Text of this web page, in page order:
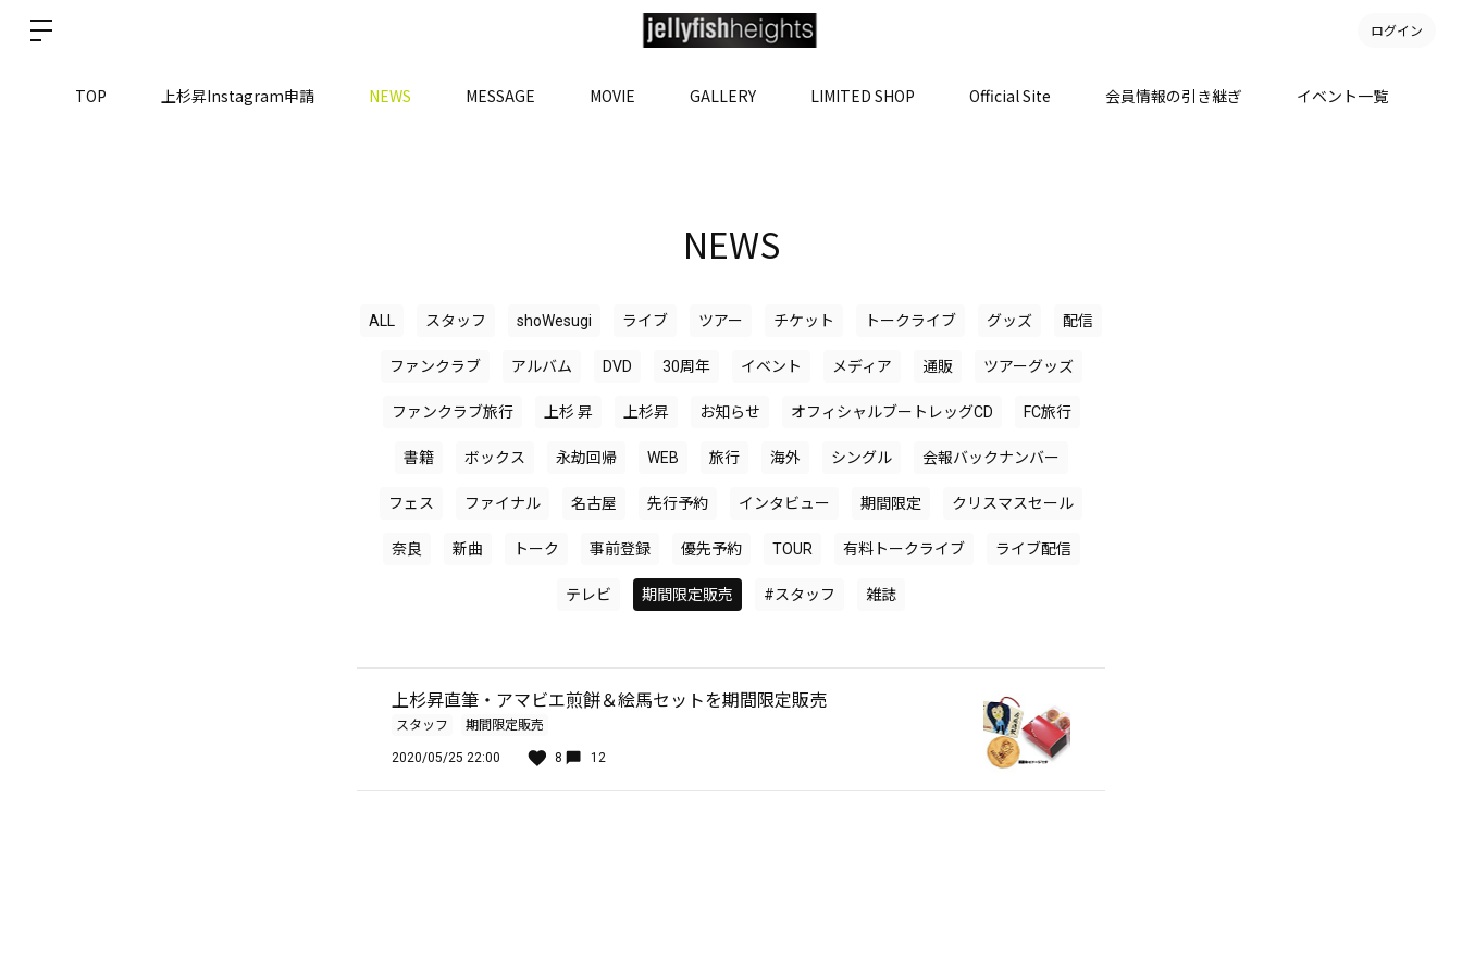
ログイン
TOP 上杉昇Instagram申請 NEWS MESSAGE MOVIE GALLERY LIMITED SHOP Official Site 会員情報の引き継ぎ イベント一覧
NEWS
ALL スタッフ shoWesugi ライブ ツアー チケット トークライブ グッズ 配信
ファンクラブ アルバム DVD 30周年 イベント メディア 通販 ツアーグッズ
ファンクラブ旅行 上杉 昇 上杉昇 お知らせ オフィシャルブートレッグCD FC旅行
書籍 ボックス 永劫回帰 WEB 旅行 海外 シングル 会報バックナンバー
フェス ファイナル 名古屋 先行予約 インタビュー 期間限定 クリスマスセール
奈良 新曲 トーク 事前登録 優先予約 TOUR 有料トークライブ ライブ配信
テレビ 期間限定販売 #スタッフ 雑誌
上杉昇直筆・アマビエ煎餅＆絵馬セットを期間限定販売
スタッフ 期間限定販売
2020/05/25 22:00 8 12